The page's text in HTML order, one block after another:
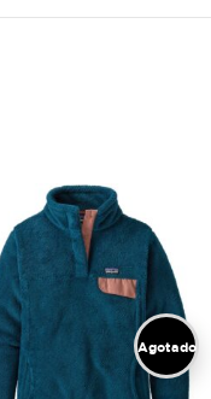
Agotado